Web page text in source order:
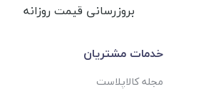
بروزرسانی قیمت روزانه
خدمات مشتریان
مجله کالاپلاست